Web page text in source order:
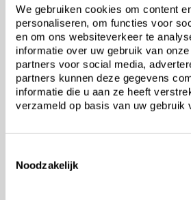
We gebruiken cookies om content
personaliseren, om functies voor
en om ons websiteverkeer te
informatie over uw gebruik van
partners voor social media,
partners kunnen deze gegevens
informatie die u aan ze heeft
verzameld op basis van uw gebruik
Noodzakelijk
Tensile strength 2000 N/
Tear resistance 200 N
UV stabilised